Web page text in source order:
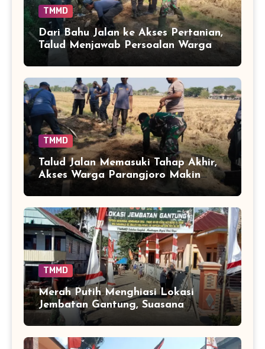
TMMD
Dari Bahu Jalan ke Akses Pertanian,
Talud Menjawab Persoalan Warga
TMMD
Talud Jalan Memasuki Tahap Akhir,
Akses Warga Parangjoro Makin
Terjaga
TMMD
Merah Putih Menghiasi Lokasi
Jembatan Gantung, Suasana
Kemerdekaan Makin Terasa